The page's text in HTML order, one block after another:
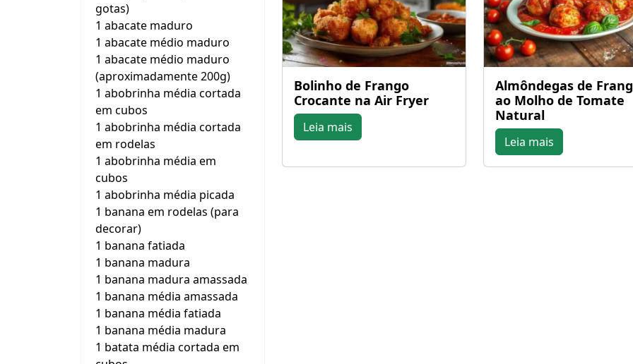
gotas)
1 abacate maduro
1 abacate médio maduro
1 abacate médio maduro
(aproximadamente 200g)
1 abobrinha média cortada
em cubos
1 abobrinha média cortada
em rodelas
1 abobrinha média em
cubos
1 abobrinha média picada
1 banana em rodelas (para
decorar)
1 banana fatiada
1 banana madura
1 banana madura amassada
1 banana média amassada
1 banana média fatiada
1 banana média madura
1 batata média cortada em
Bolinho de Frango
Crocante na Air Fryer
Leia mais
Almôndegas de
ao Molho de Tomate
Natural
Leia mais